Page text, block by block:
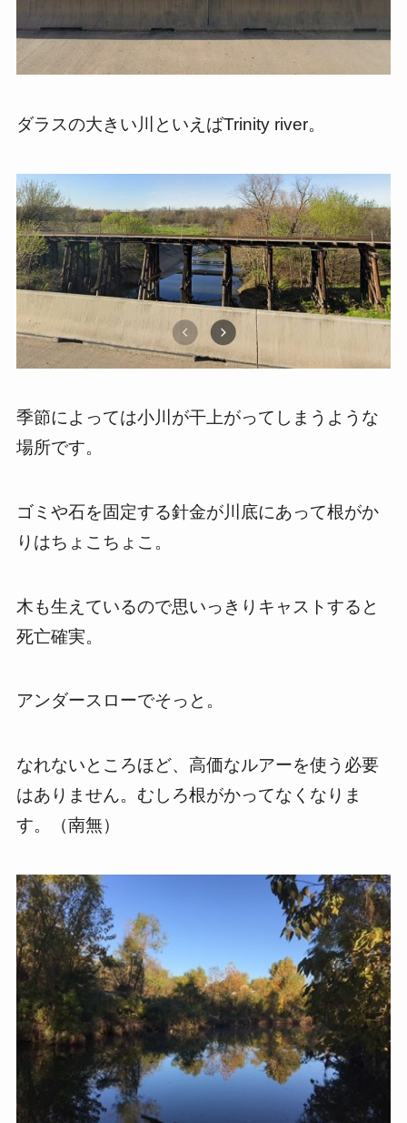
ダラスの大きい川といえばTrinity river。
季節によっては小川が干上がってしまうような
場所です。
ゴミや石を固定する針金が川底にあって根がか
りはちょこちょこ。
木も生えているので思いっきりキャストすると
死亡確実。
アンダースローでそっと。
なれないところほど、高価なルアーを使う必要
はありません。むしろ根がかってなくなりま
す。（南無）